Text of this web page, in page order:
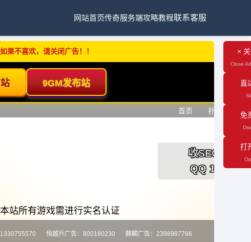
网站首页传奇服务端攻略教程联系客服
果不喜欢，请关闭广告！！ ×
Close
直
免
打